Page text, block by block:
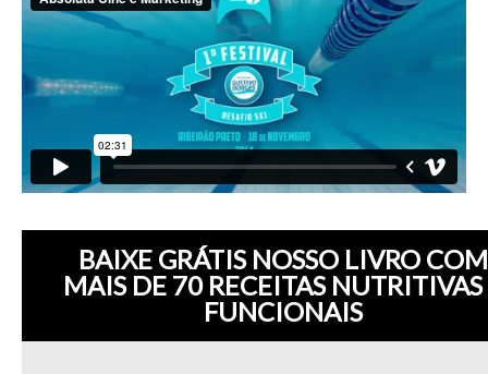
BAIXE GRÁTIS NOSSO LIVRO COM
MAIS DE 70 RECEITAS NUTRITIVAS
FUNCIONAIS